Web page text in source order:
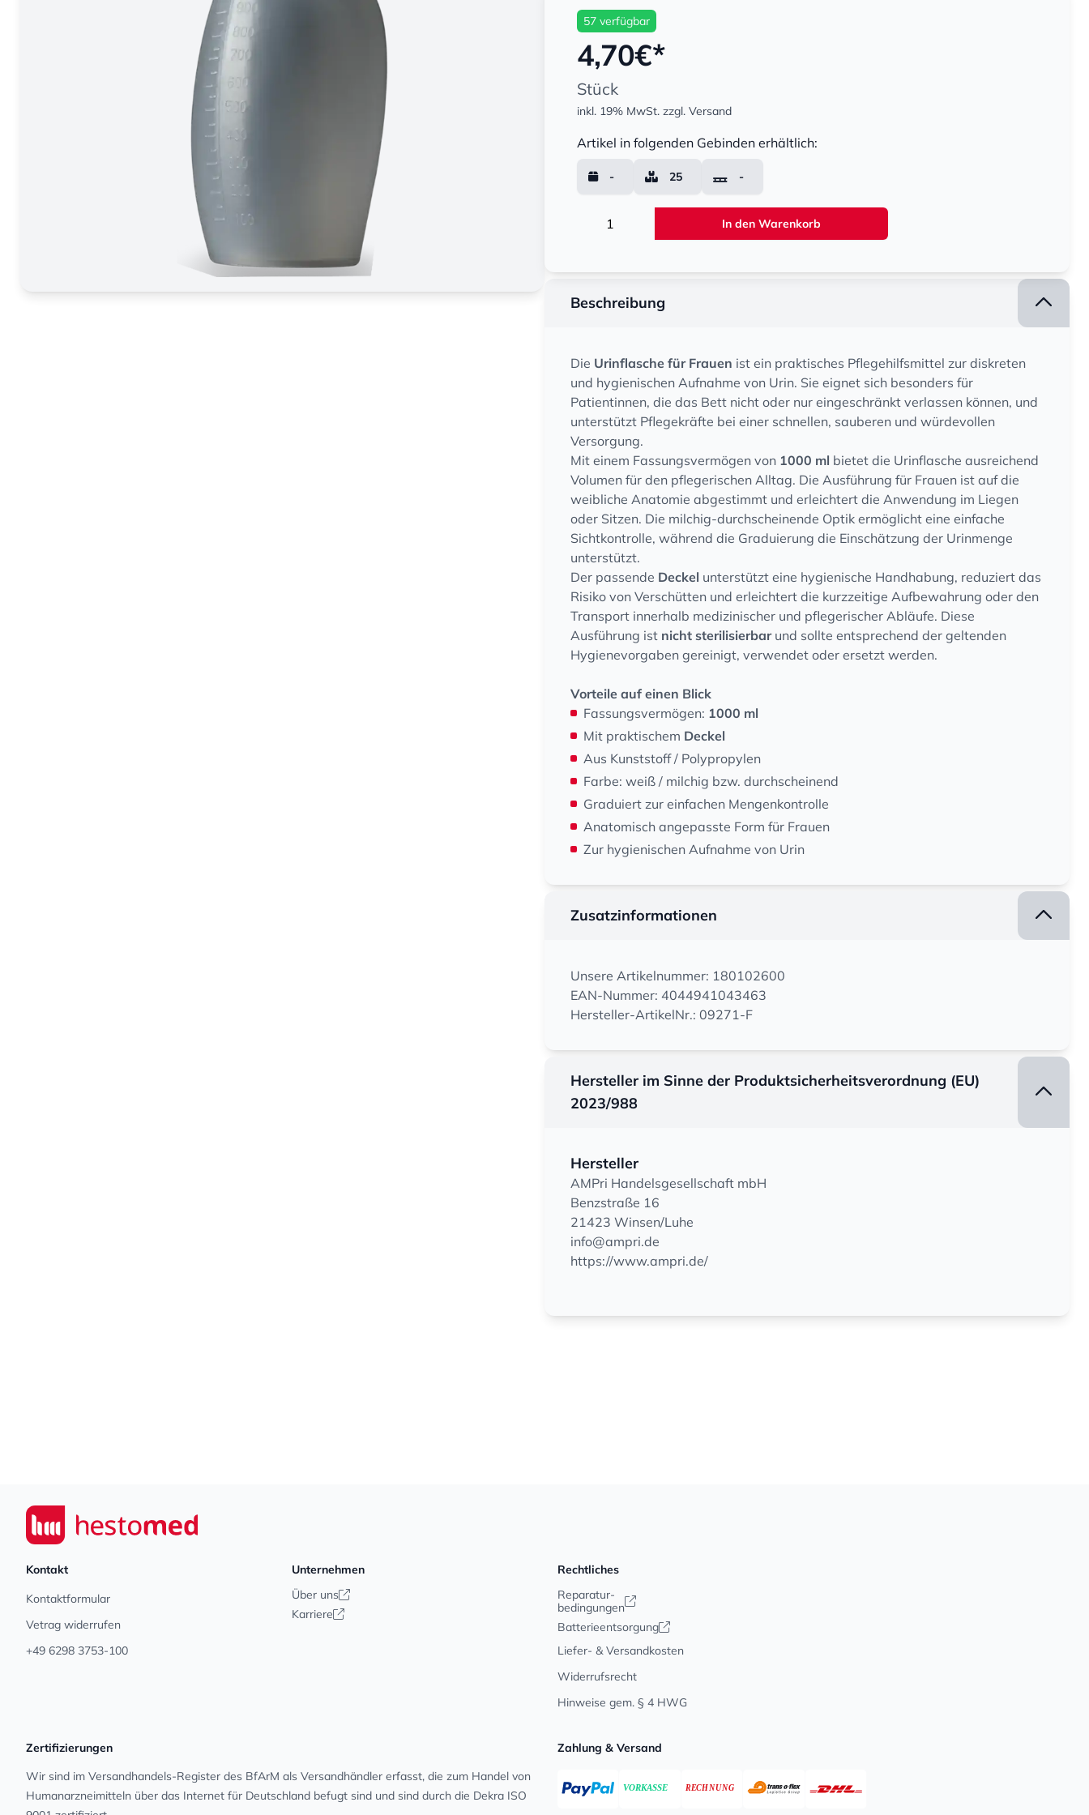
57 verfügbar
4,70€*
Stück
inkl. 19% MwSt. zzgl. Versand
Artikel in folgenden Gebinden erhältlich:
- 25 -
In den Warenkorb
Beschreibung
Die Urinflasche für Frauen ist ein praktisches Pflegehilfsmittel zur diskreten
und hygienischen Aufnahme von Urin. Sie eignet sich besonders für
Patientinnen, die das Bett nicht oder nur eingeschränkt verlassen können, und
unterstützt Pflegekräfte bei einer schnellen, sauberen und würdevollen
Versorgung.
Mit einem Fassungsvermögen von 1000 ml bietet die Urinflasche ausreichend
Volumen für den pflegerischen Alltag. Die Ausführung für Frauen ist auf die
weibliche Anatomie abgestimmt und erleichtert die Anwendung im Liegen
oder Sitzen. Die milchig-durchscheinende Optik ermöglicht eine einfache
Sichtkontrolle, während die Graduierung die Einschätzung der Urinmenge
unterstützt.
Der passende Deckel unterstützt eine hygienische Handhabung, reduziert das
Risiko von Verschütten und erleichtert die kurzzeitige Aufbewahrung oder den
Transport innerhalb medizinischer und pflegerischer Abläufe. Diese
Ausführung ist nicht sterilisierbarund sollte entsprechend der geltenden
Hygienevorgaben gereinigt, verwendet oder ersetzt werden.
Vorteile auf einen Blick
Fassungsvermögen: 1000 ml
Mit praktischem Deckel
Aus Kunststoff / Polypropylen
Farbe: weiß / milchig bzw. durchscheinend
Graduiert zur einfachen Mengenkontrolle
Anatomisch angepasste Form für Frauen
Zur hygienischen Aufnahme von Urin
Zusatzinformationen
Unsere Artikelnummer: 180102600
EAN-Nummer: 4044941043463
Hersteller-ArtikelNr.: 09271-F
Hersteller im Sinne der Produktsicherheitsverordnung (EU)
2023/988
Hersteller
AMPri Handelsgesellschaft mbH
Benzstraße 16
21423 Winsen/Luhe
info@ampri.de
https://www.ampri.de/
Seiwert GmbH
Kontakt
Kontaktformular
Vetrag widerrufen
+49 6298 3753-100
Unternehmen
Über uns
Karriere
Rechtliches
Reparatur-
bedingungen
Batterieentsorgung
Liefer- & Versandkosten
Widerrufsrecht
Hinweise gem. § 4 HWG
Zertifizierungen
Wir sind im Versandhandels-Register des BfArM als Versandhändler erfasst, die zum Handel von
Human­arz­nei­mit­teln über das Internet für Deutschland befugt sind und sind durch die Dekra ISO
Zahlung & Versand